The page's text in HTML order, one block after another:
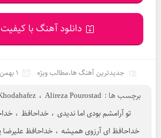
دانلود آهنگ با کیفیت
جدیدترین آهنگ ها،مطالب ویژه 1 بهمن 1400
برچسب ها : Alireza Pourostad ،
تو آرامشم بودی اما ندیدی ، خداحافظ ،
خداحافظ ای آرزوی همیشه ، خداحافظ علیرضا